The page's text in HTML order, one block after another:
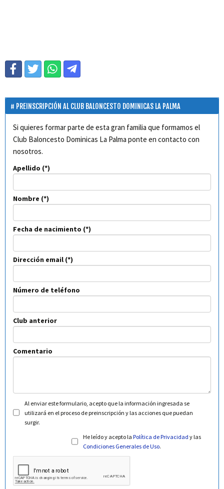
PREINSCRIPCIÓN AL CLUB BALONCESTO DOMINICAS LA PALMA
Si quieres formar parte de esta gran familia que formamos el
Club Baloncesto Dominicas La Palma ponte en contacto con
nosotros.
Apellido
Nombre
Fecha de nacimiento
Dirección email
Número de teléfono
Club anterior
Comentario
Al enviar este formulario, acepto que la información ingresada se
utilizará en el proceso de preinscripción y las acciones que puedan
surgir.
He leído y acepto la Política de Privacidad y las
Condiciones Generales de Uso.